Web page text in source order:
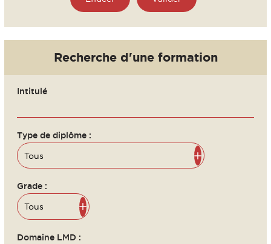
Recherche d'une formation
Intitulé
Type de diplôme :
Grade :
Domaine LMD :